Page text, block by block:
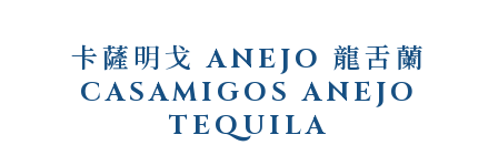
卡薩明戈 ANEJO 龍舌蘭
CASAMIGOS ANEJO
TEQUILA